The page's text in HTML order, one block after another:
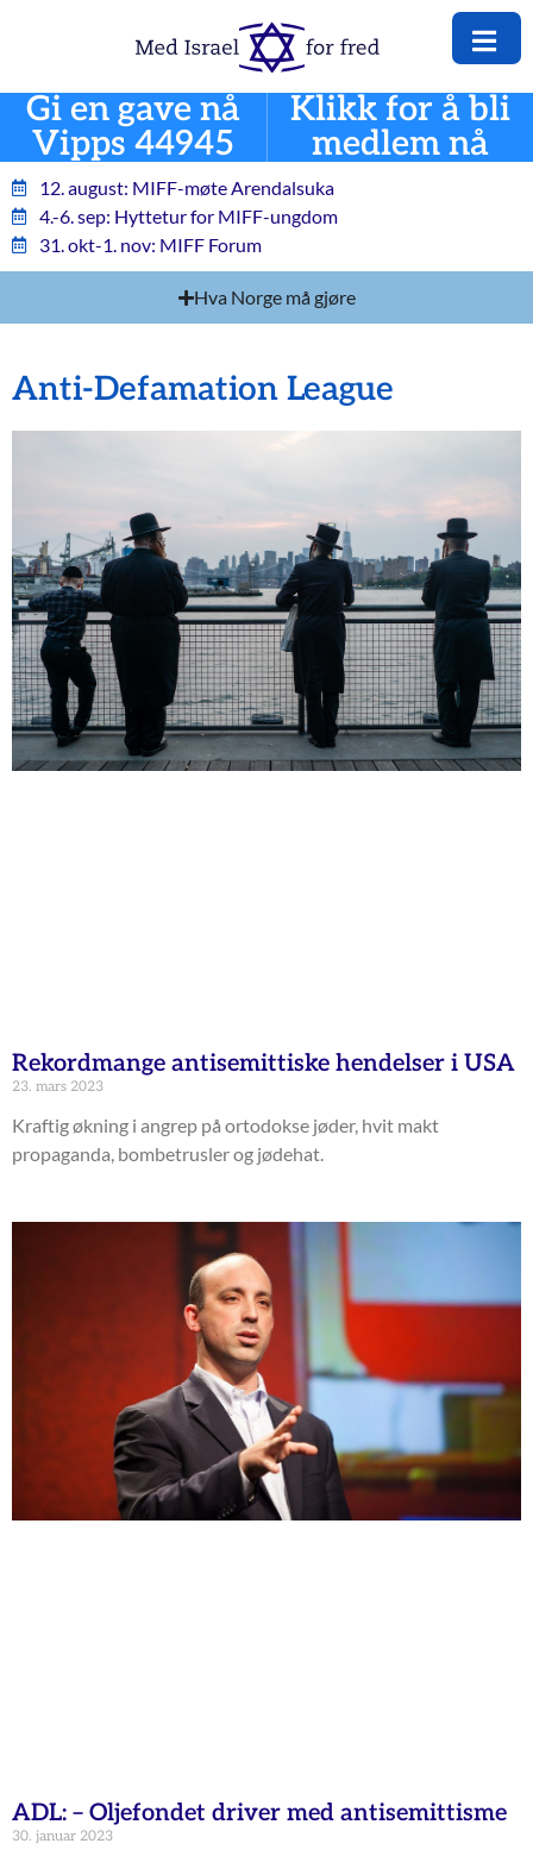
Gi en gave nå
Vipps 44945
Klikk for å bli
medlem nå
12. august: MIFF-møte Arendalsuka
4.-6. sep: Hyttetur for MIFF-ungdom
31. okt-1. nov: MIFF Forum
Hva Norge må gjøre
Anti-Defamation League
Rekordmange antisemittiske hendelser i USA
23. mars 2023
Kraftig økning i angrep på ortodokse jøder, hvit makt
propaganda, bombetrusler og jødehat.
ADL: – Oljefondet driver med antisemittisme
30. januar 2023